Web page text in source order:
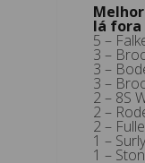
lá fora
5 –
3 –
3 –
3 –
2 – 8S
2 –
2 –
1 –
1 –